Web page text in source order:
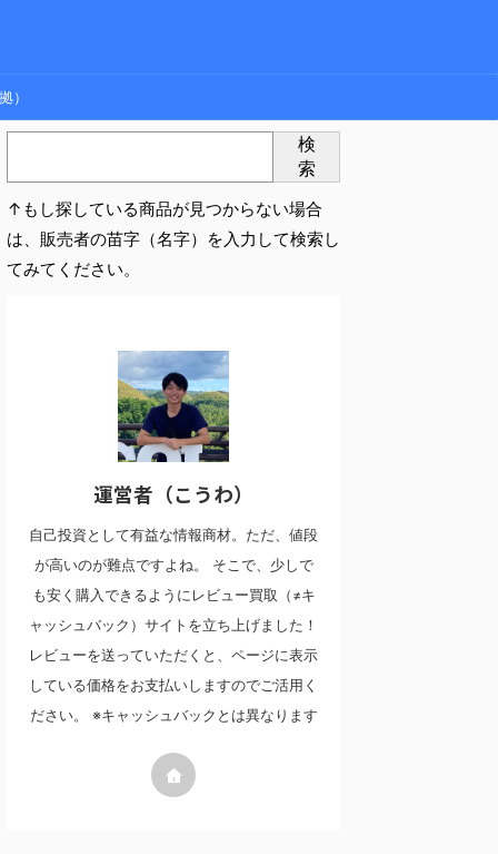
）
検
索
↑もし探している商品が見つからない場合
は、販売者の苗字（名字）を入力して検索し
てみてください。
運営者（こうわ）
自己投資として有益な情報商材。ただ、値段
が高いのが難点ですよね。 そこで、少しで
も安く購入できるようにレビュー買取（≠キ
ャッシュバック）サイトを立ち上げました！
レビューを送っていただくと、ページに表示
している価格をお支払いしますのでご活用く
ださい。 ※キャッシュバックとは異なります